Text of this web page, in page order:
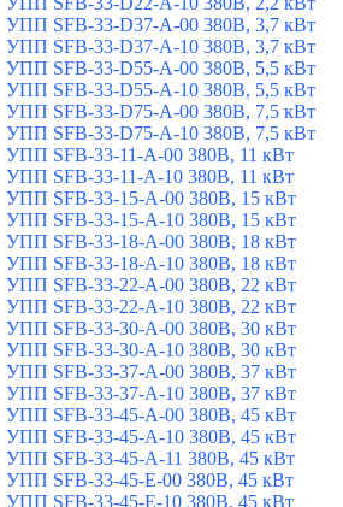
УПП SFB-33-D37-A-00 380В, 3,7 кВт
УПП SFB-33-D37-A-10 380В, 3,7 кВт
УПП SFB-33-D55-A-00 380В, 5,5 кВт
УПП SFB-33-D55-A-10 380В, 5,5 кВт
УПП SFB-33-D75-A-00 380В, 7,5 кВт
УПП SFB-33-D75-A-10 380В, 7,5 кВт
УПП SFB-33-11-A-00 380В, 11 кВт
УПП SFB-33-11-A-10 380В, 11 кВт
УПП SFB-33-15-A-00 380В, 15 кВт
УПП SFB-33-15-A-10 380В, 15 кВт
УПП SFB-33-18-A-00 380В, 18 кВт
УПП SFB-33-18-A-10 380В, 18 кВт
УПП SFB-33-22-A-00 380В, 22 кВт
УПП SFB-33-22-A-10 380В, 22 кВт
УПП SFB-33-30-A-00 380В, 30 кВт
УПП SFB-33-30-A-10 380В, 30 кВт
УПП SFB-33-37-A-00 380В, 37 кВт
УПП SFB-33-37-A-10 380В, 37 кВт
УПП SFB-33-45-A-00 380В, 45 кВт
УПП SFB-33-45-A-10 380В, 45 кВт
УПП SFB-33-45-A-11 380В, 45 кВт
УПП SFB-33-45-E-00 380В, 45 кВт
УПП SFB-33-45-E-10 380В, 45 кВт